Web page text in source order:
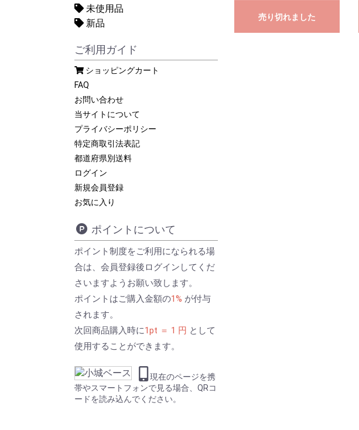
未使用品
新品
ご利用ガイド
ショッピングカート
FAQ
お問い合わせ
当サイトについて
プライバシーポリシー
特定商取引法表記
都道府県別送料
ログイン
新規会員登録
お気に入り
ポイントについて
ポイント制度をご利用になられる場
合は、会員登録後ログインしてくだ
さいますようお願い致します。
ポイントはご購入金額の1% が付与
されます。
次回商品購入時に1pt ＝ 1 円 として
使用することができます。
現在のページを携
帯やスマートフォンで見る場合、QRコ
ードを読み込んでください。
売り切れました